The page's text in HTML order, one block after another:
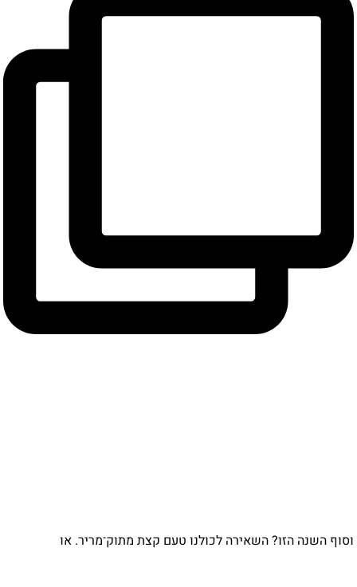
השנה הזו? השאירה לכולנו טעם קצת מתוק־מריר. או